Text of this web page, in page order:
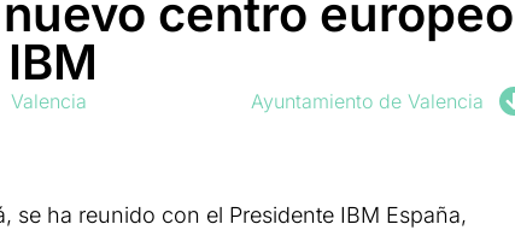
centro europeo
Valencia Ayuntamiento de Valencia
se ha reunido con el Presidente IBM España,